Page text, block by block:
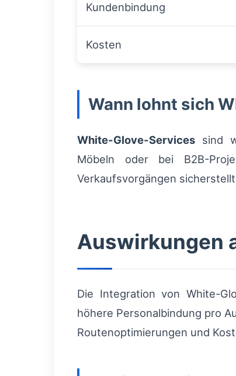
Kundenbindung
Kosten
Wann lohnt sich
White-Glove-Services sind
Möbeln oder bei B2B-
Verkaufsvorgängen
Auswirkungen
Die Integration von White-
höhere Personalbindung pro
Routenoptimierungen und